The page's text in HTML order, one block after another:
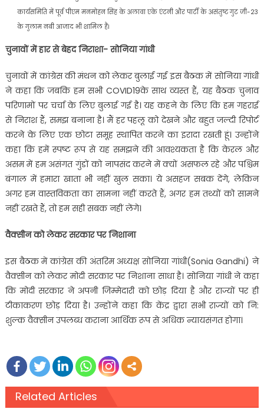
कार्यसमिति में पूर्व पीएम मनमोहन सिंह के अलावा एके एंटनी और पार्टी के असंतुष्ट गुट जी-23
के गुलाम नबी आजाद भी शामिल हैं।
चुनावों में हार से बेहद निराशा- सोनिया गांधी
चुनावों में कांग्रेस की मंथन को लेकर बुलाई गई इस बैठक में सोनिया गांधी
ने कहा कि जबकि हम सभी COVID19के साथ व्यस्त हैं, यह बैठक चुनाव
परिणामों पर चर्चा के लिए बुलाई गई है। यह कहने के लिए कि हम गहराई
से निराश हैं, समझ बनाना है। मैं हर पहलू को देखने और बहुत जल्दी रिपोर्ट
करने के लिए एक छोटा समूह स्थापित करने का इरादा रखती हूं। उन्होंने
कहा कि हमें स्पष्ट रूप से यह समझने की आवश्यकता है कि केरल और
असम में हम असंगत गुंडों को नापसंद करने में क्यों असफल रहे और पश्चिम
बंगाल में हमारा खाता भी नहीं खुल सका। ये असहज सबक देंगे, लेकिन
अगर हम वास्तविकता का सामना नहीं करते हैं, अगर हम तथ्यों को सामने
नहीं रखते हैं, तो हम सही सबक नहीं लेंगे।
वैक्सीन को लेकर सरकार पर निशाना
इस बैठक में कांग्रेस की अंतरिम अध्यक्ष सोनिया गांधी(Sonia Gandhi) ने
वैक्सीन को लेकर मोदी सरकार पर निशाना साधा है। सोनिया गांधी ने कहा
कि मोदी सरकार ने अपनी जिम्मेदारी को छोड़ दिया है और राज्यों पर ही
टीकाकरण छोड़ दिया है। उन्होंने कहा कि केंद्र द्वारा सभी राज्यों को नि:
शुल्क वैक्सीन उपलब्ध कराना आर्थिक रूप से अधिक न्यायसंगत होगा।
Related Articles